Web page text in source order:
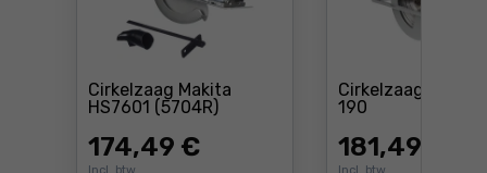
Cirkelzaag Makita
HS7601 (5704R)
174,49 €
Cirkelzaag Bosch
190
Prijs: 181 ,49 €
181,49 €